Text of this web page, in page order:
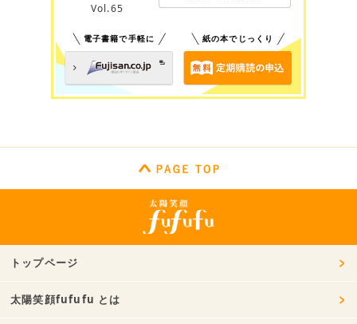
Vol.65
電子書籍で手軽に 紙の本でじっくり
トップページ
太陽笑顔fufufu とは